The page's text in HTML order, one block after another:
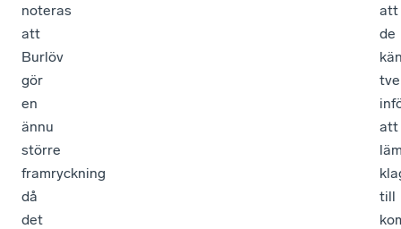
noteras
att
Burlöv
gör
en
ännu
större
framryckning
då
det
att
de
att
till